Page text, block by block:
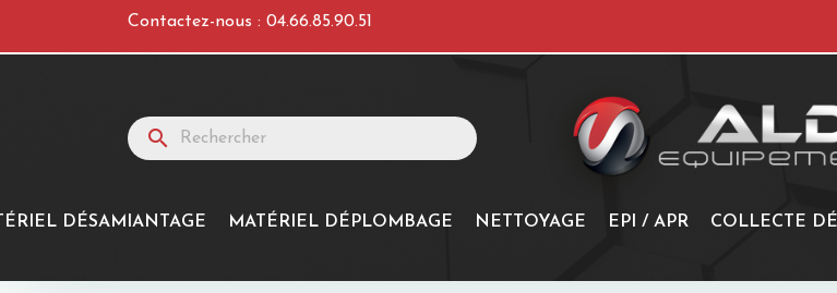
Contactez-nous : 04.66.85.90.51
search
DÉSAMIANTAGE MATÉRIEL DÉPLOMBAGE NETTOYAGE EPI / APR COLLECTE